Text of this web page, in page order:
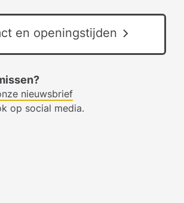
en openingstijden
nieuwsbrief
op social media.